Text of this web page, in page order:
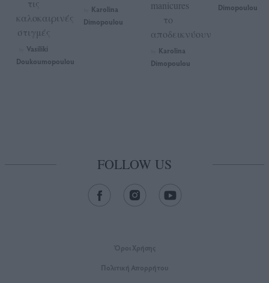
τις
καλοκαιρινές
στιγμές
Vasiliki
Doukoumopoulou
Karolina
Dimopoulou
manicures
το
αποδεικνύουν
Karolina
Dimopoulou
Dimopoulou
FOLLOW US
Όροι Xρήσης
Πολιτική Απορρήτου